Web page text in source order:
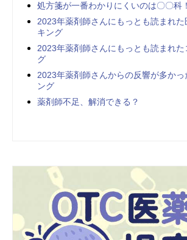
処方箋が一番わかりにくいのは〇〇科！
2023年薬剤師さんにもっとも読まれた
キング
2023年薬剤師さんにもっとも読まれた
グ
2023年薬剤師さんからの反響が多かっ
ング
薬剤師不足、解消できる？